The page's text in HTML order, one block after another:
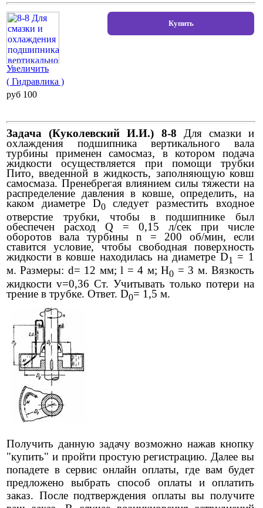
Увеличить
( Гидравлика )
pуб 100
Задача (Куколевский И.И.) 8-8 Для смазки и
охлаждения подшипника вертикального вала
турбины применен самосмаз, в котором подача
жидкости осуществляется при помощи трубки
Пито, введенной в жидкость, заполняющую ковш
самосмаза. Пренебрегая влиянием силы тяжести на
распределение давления в ковше, определить, на
каком диаметре D0следует разместить входное
отверстие трубки, чтобы в подшипнике был
обеспечен расход Q = 0,15 л/сек при числе
оборотов вала турбины n = 200 об/мин, если
ставится условие, чтобы свободная поверхность
жидкости в ковше находилась на диаметре D1
= 1
м. Размеры: d= 12 мм; l = 4 м; H0 = 3 м. Вязкость
жидкости v=0,36 Ст. Учитывать только потери на
трение в трубке. Ответ. D0= 1,5 м.
Получить данную задачу возможно нажав кнопку
"купить" и пройти простую регистрацию. Далее вы
попадете в сервис онлайн оплаты, где вам будет
предложено выбрать способ оплаты и оплатить
заказ. После подтверждения оплаты вы получите